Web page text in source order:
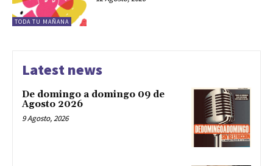
TODA TU MAÑANA
Latest news
De domingo a domingo 09 de
Agosto 2026
9 Agosto, 2026